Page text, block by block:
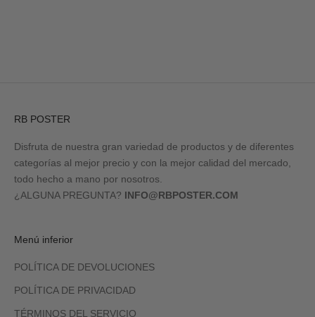
RB POSTER
Disfruta de nuestra gran variedad de productos y de diferentes
categorías al mejor precio y con la mejor calidad del mercado,
todo hecho a mano por nosotros.
¿ALGUNA PREGUNTA? INFO@RBPOSTER.COM
Menú inferior
POLÍTICA DE DEVOLUCIONES
POLÍTICA DE PRIVACIDAD
TÉRMINOS DEL SERVICIO